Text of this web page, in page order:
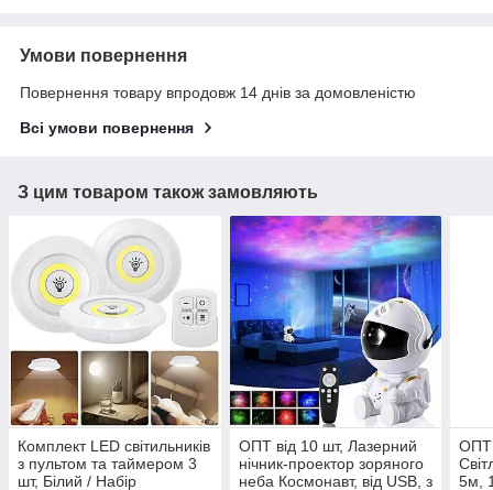
Умови повернення
Повернення товару впродовж 14 днів за домовленістю
Всі умови повернення
З цим товаром також замовляють
Комплект LED світильників
з пультом та таймером 3
шт, Білий / Набір
ОПТ від 10 шт, Лазерний
нічник-проектор зоряного
неба Космонавт, від USB, з
ОПТ
5м,